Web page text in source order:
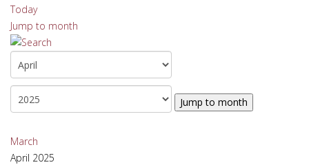
Today
Jump to month
Jump to month
March
April 2025